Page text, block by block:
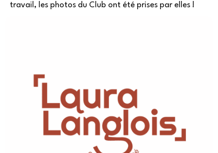
travail, les photos du Club ont été prises par elles !